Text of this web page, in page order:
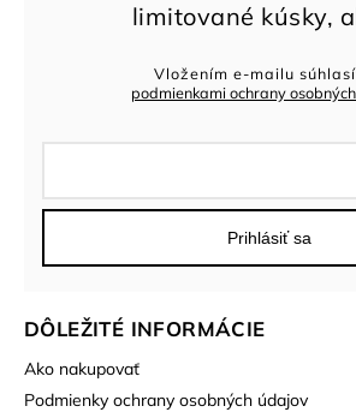
DÔLEŽITÉ INFORMÁCIE
Ako nakupovať
Podmienky ochrany osobných údajov
Vložením e-mailu
podmienkami ochrany
Prihlásiť sa